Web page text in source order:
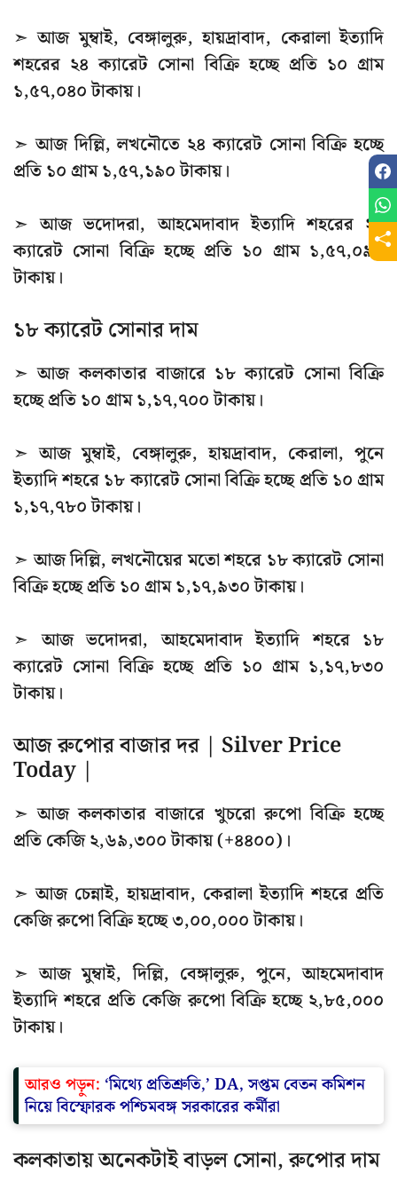
➣ আজ মুম্বাই, বেঙ্গালুরু, হায়দ্রাবাদ, কেরালা ইত্যাদি
শহরের ২৪ ক্যারেট সোনা বিক্রি হচ্ছে প্রতি ১০ গ্রাম
১,৫৭,০৪০ টাকায়।
➣ আজ দিল্লি, লখনৌতে ২৪ ক্যারেট সোনা বিক্রি হচ্ছে
প্রতি ১০ গ্রাম ১,৫৭,১৯০ টাকায়।
➣ আজ ভদোদরা, আহমেদাবাদ ইত্যাদি শহরের ২৪
ক্যারেট সোনা বিক্রি হচ্ছে প্রতি ১০ গ্রাম ১,৫৭,০৯০
টাকায়।
১৮ ক্যারেট সোনার দাম
➣ আজ কলকাতার বাজারে ১৮ ক্যারেট সোনা বিক্রি
হচ্ছে প্রতি ১০ গ্রাম ১,১৭,৭০০ টাকায়।
➣ আজ মুম্বাই, বেঙ্গালুরু, হায়দ্রাবাদ, কেরালা, পুনে
ইত্যাদি শহরে ১৮ ক্যারেট সোনা বিক্রি হচ্ছে প্রতি ১০ গ্রাম
১,১৭,৭৮০ টাকায়।
➣ আজ দিল্লি, লখনৌয়ের মতো শহরে ১৮ ক্যারেট সোনা
বিক্রি হচ্ছে প্রতি ১০ গ্রাম ১,১৭,৯৩০ টাকায়।
➣ আজ ভদোদরা, আহমেদাবাদ ইত্যাদি শহরে ১৮
ক্যারেট সোনা বিক্রি হচ্ছে প্রতি ১০ গ্রাম ১,১৭,৮৩০
টাকায়।
আজ রুপোর বাজার দর | Silver Price
Today |
➣ আজ কলকাতার বাজারে খুচরো রুপো বিক্রি হচ্ছে
প্রতি কেজি ২,৬৯,৩০০ টাকায় (+৪৪০০)।
➣ আজ চেন্নাই, হায়দ্রাবাদ, কেরালা ইত্যাদি শহরে প্রতি
কেজি রুপো বিক্রি হচ্ছে ৩,০০,০০০ টাকায়।
➣ আজ মুম্বাই, দিল্লি, বেঙ্গালুরু, পুনে, আহমেদাবাদ
ইত্যাদি শহরে প্রতি কেজি রুপো বিক্রি হচ্ছে ২,৮৫,০০০
টাকায়।
আরও পড়ুন: ‘মিথ্যে প্রতিশ্রুতি,’ DA, সপ্তম বেতন কমিশন
নিয়ে বিস্ফোরক পশ্চিমবঙ্গ সরকারের কর্মীরা
কলকাতায় অনেকটাই বাড়ল সোনা, রুপোর দাম